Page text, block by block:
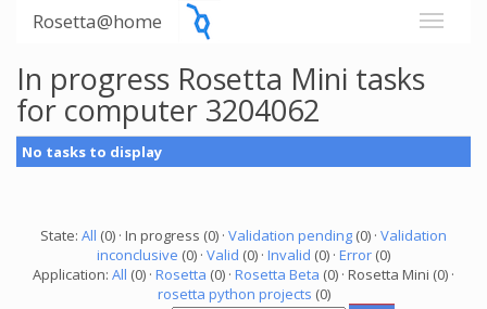
Rosetta@home
In progress Rosetta Mini tasks
for computer 3204062
No tasks to display
State: All (0) · In progress (0) · Validation pending (0) · Validation
inconclusive (0) · Valid (0) · Invalid (0) · Error (0)
Application: All (0) · Rosetta (0) · Rosetta Beta (0) · Rosetta Mini (0) ·
rosetta python projects (0)